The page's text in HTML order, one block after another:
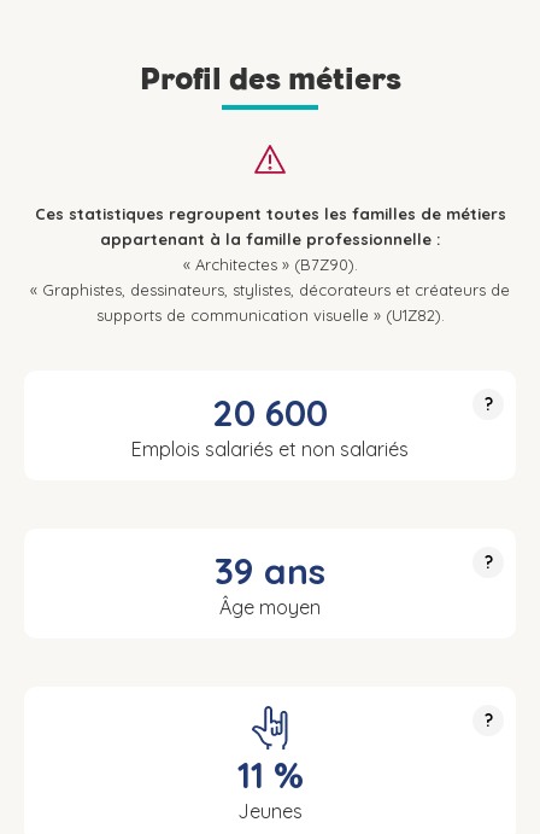
Profil des métiers
Ces statistiques regroupent toutes les familles de métiers
appartenant à la famille professionnelle :
« Architectes » (B7Z90).
« Graphistes, dessinateurs, stylistes, décorateurs et créateurs de
supports de communication visuelle » (U1Z82).
?
20 600
Emplois salariés et non salariés
?
39 ans
Âge moyen
?
11 %
Jeunes